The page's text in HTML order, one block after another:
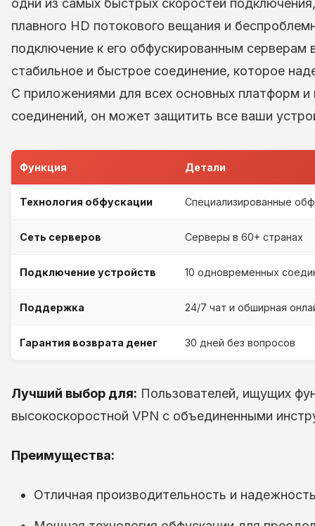
одни из самых быстрых скоростей
плавного HD потокового вещания и
подключение к его обфускированным серверам
стабильное и быстрое соединение, которое
С приложениями для всех основных платформ
соединений, он может защитить все ваши
Функция Детали
Технология обфускации Специализированные
Сеть серверов Серверы в 60+ странах
Подключение устройств 10 одновременных
Поддержка 24/7 чат и обширная
Гарантия возврата денег 30 дней без вопросов
Лучший выбор для: Пользователей, ищущих
высокоскоростной VPN с объединенными
Преимущества:
Отличная производительность и